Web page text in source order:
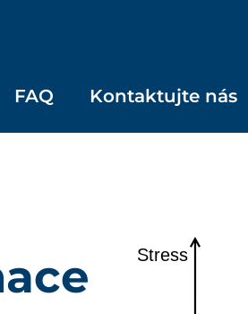
FAQ Kontaktujte nás